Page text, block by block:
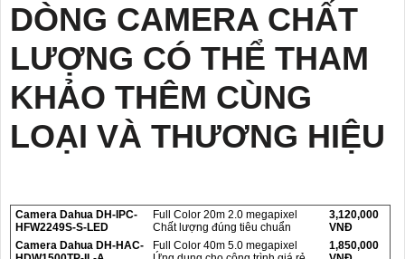
DÒNG CAMERA CHẤT
LƯỢNG CÓ THỂ THAM
KHẢO THÊM CÙNG
LOẠI VÀ THƯƠNG HIỆU
Camera Dahua DH-IPC-
HFW2249S-S-LED
Full Color 20m 2.0 megapixel
Chất lượng đúng tiêu chuẩn
3,120,000
VNĐ
Camera Dahua DH-HAC-
Full Color 40m 5.0 megapixel
1,850,000